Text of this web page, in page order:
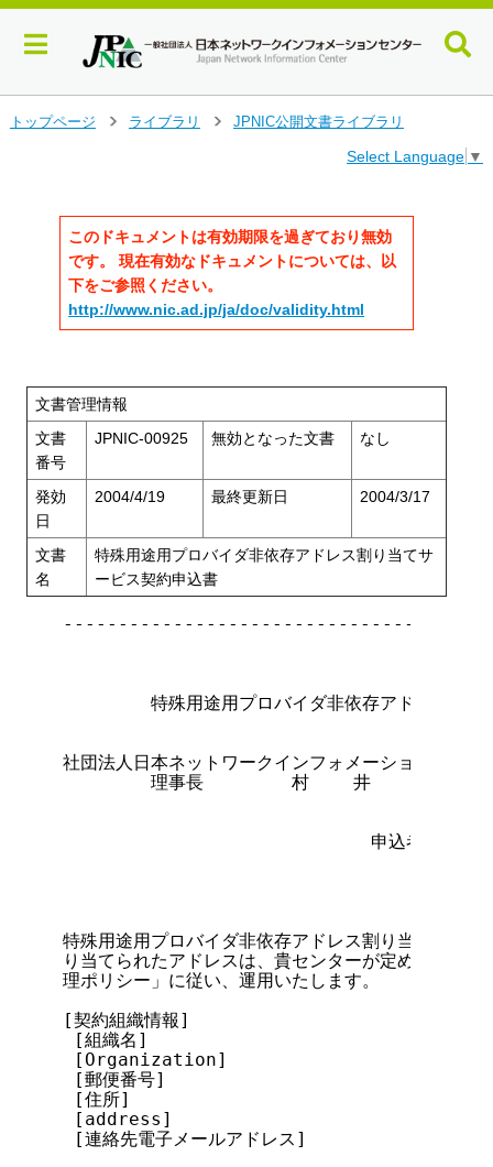
トップページ
ライブラリ
JPNIC公開文書ライブラリ
Select Language ▼
このドキュメントは有効期限を過ぎており無効
です。 現在有効なドキュメントについては、以
下をご参照ください。
http://www.nic.ad.jp/ja/doc/validity.html
文書管理情報
文書
番号
JPNIC-00925 無効となった文書 なし
発効
日
2004/4/19 最終更新日 2004/3/17
文書
名
特殊用途用プロバイダ非依存アドレス割り当てサ
ービス契約申込書
特殊用途用プロバイダ非依存アドレス割り
社団法人日本ネットワークインフォメーションセンタ
理事長        村    井      純
                            申込者：住所
特殊用途用プロバイダ非依存アドレス割り当てサー
り当てられたアドレスは、貴センターが定める「
理ポリシー」に従い、運用いたします。
[契約組織情報]
[組織名]
[Organization]
[郵便番号]
[住所]
[address]
[連絡先電子メールアドレス]